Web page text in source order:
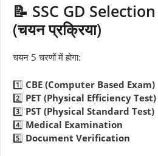
📝 SSC GD
(चयन प्रक्रिया)
चयन 5 चरणों में होगा:
1️⃣ CBE (Computer Based Exam)
2️⃣ PET (Physical Efficiency Test)
3️⃣ PST (Physical Standard Test)
4️⃣ Medical Examination
5️⃣ Document Verification